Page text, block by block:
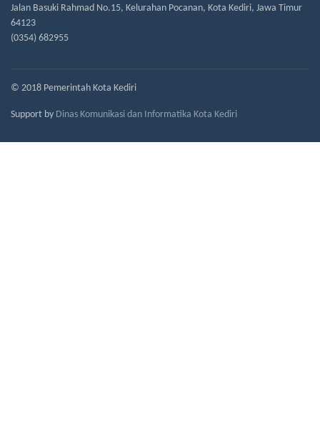
Jalan Basuki Rahmad No.15, Kelurahan Pocanan, Kota Kediri, Jawa Timur
64123
(0354) 682955
© 2018 Pemerintah Kota Kediri
Support by Dinas Komunikasi dan Informatika Kota Kediri